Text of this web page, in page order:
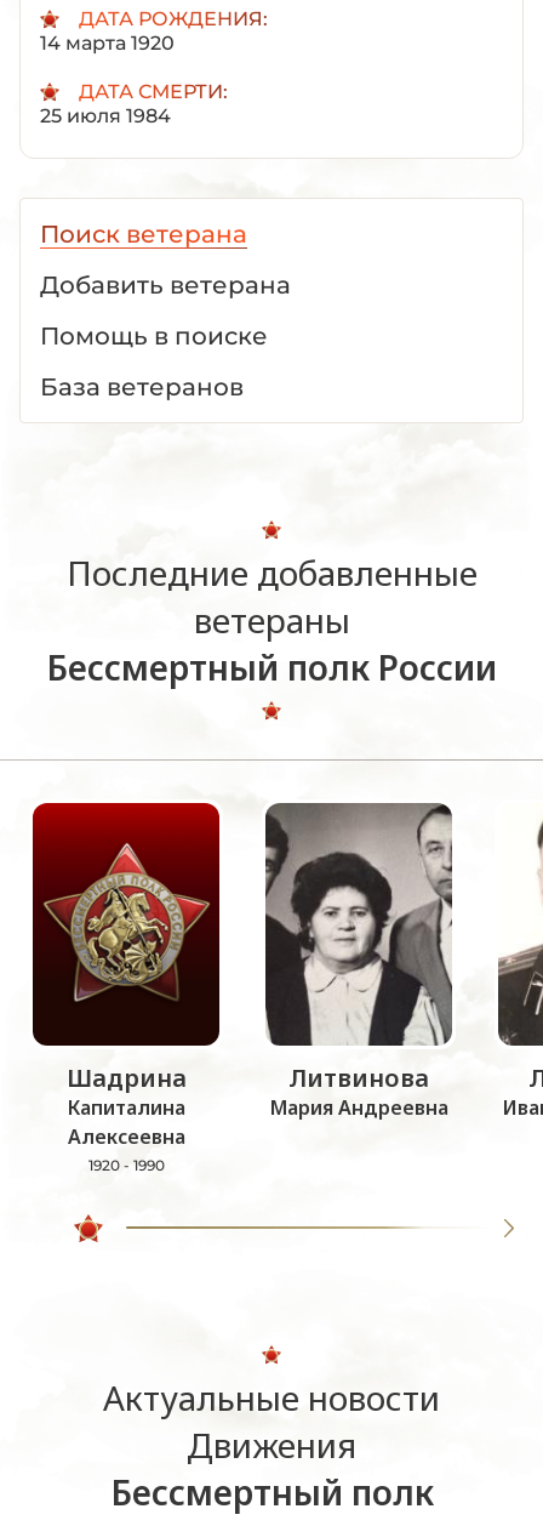
ДАТА РОЖДЕНИЯ:
14 марта 1920
ДАТА СМЕРТИ:
25 июля 1984
Поиск ветерана
Добавить ветерана
Помощь в поиске
База ветеранов
Последние добавленные
ветераны
Бессмертный полк России
Шадрина
Капиталина
Алексеевна
1920 - 1990
Литвинова
Мария Андреевна
Актуальные новости
Движения
Бессмертный полк